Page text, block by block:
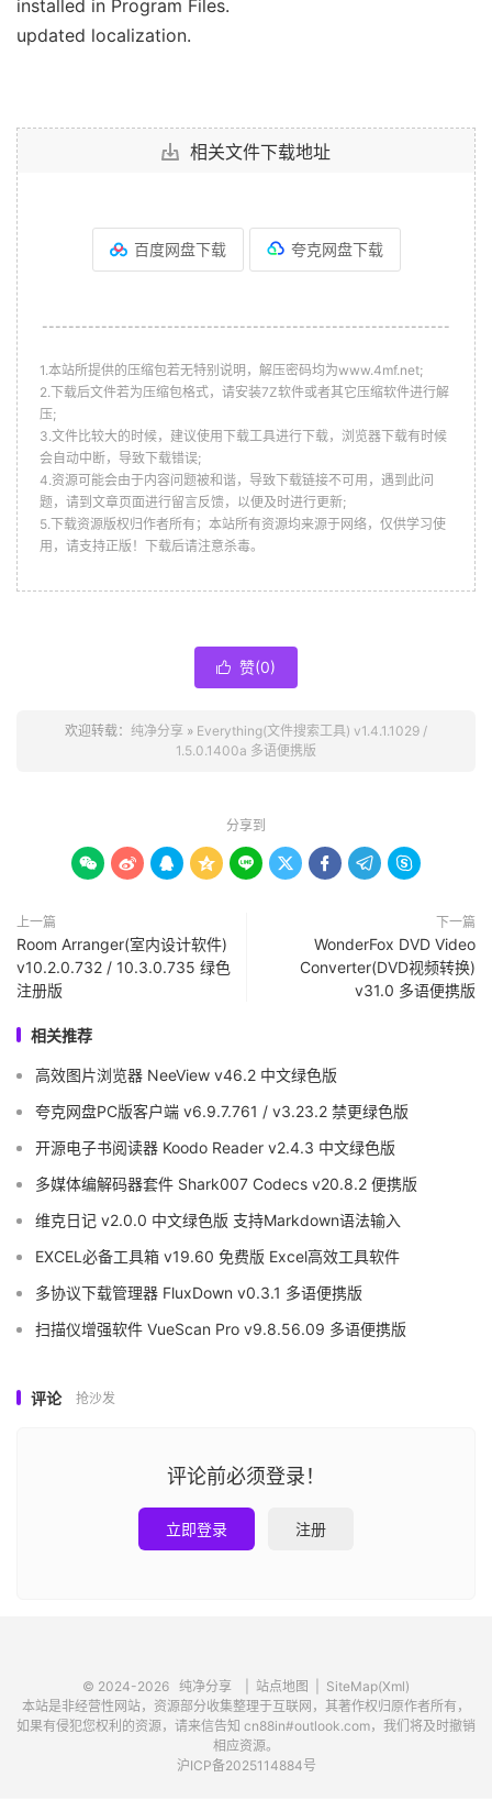
installed in Program Files.
updated localization.
相关文件下载地址
百度网盘下载 夸克网盘下载
--------------------------------------------------------------
1.本站所提供的压缩包若无特别说明，解压密码均为www.4mf.net;
2.下载后文件若为压缩包格式，请安装7Z软件或者其它压缩软件进行解
压;
3.文件比较大的时候，建议使用下载工具进行下载，浏览器下载有时候
会自动中断，导致下载错误;
4.资源可能会由于内容问题被和谐，导致下载链接不可用，遇到此问
题，请到文章页面进行留言反馈，以便及时进行更新;
5.下载资源版权归作者所有；本站所有资源均来源于网络，仅供学习使
用，请支持正版！下载后请注意杀毒。
 赞(0)
欢迎转载： 纯净分享 » Everything(文件搜索工具) v1.4.1.1029 /
1.5.0.1400a 多语便携版
分享到
        
上一篇
Room Arranger(室内设计软件)
v10.2.0.732 / 10.3.0.735 绿色
注册版
下一篇
WonderFox DVD Video
Converter(DVD视频转换)
v31.0 多语便携版
相关推荐
高效图片浏览器 NeeView v46.2 中文绿色版
夸克网盘PC版客户端 v6.9.7.761 / v3.23.2 禁更绿色版
开源电子书阅读器 Koodo Reader v2.4.3 中文绿色版
多媒体编解码器套件 Shark007 Codecs v20.8.2 便携版
维克日记 v2.0.0 中文绿色版 支持Markdown语法输入
EXCEL必备工具箱 v19.60 免费版 Excel高效工具软件
多协议下载管理器 FluxDown v0.3.1 多语便携版
扫描仪增强软件 VueScan Pro v9.8.56.09 多语便携版
评论 抢沙发
评论前必须登录！
立即登录 注册
© 2024-2026 纯净分享 站点地图
SiteMap(Xml)
本站是非经营性网站，资源部分收集整理于互联网，其著作权归原作者所有，
如果有侵犯您权利的资源，请来信告知 cn88in#outlook.com，我们将及时撤销
相应资源。
沪ICP备2025114884号